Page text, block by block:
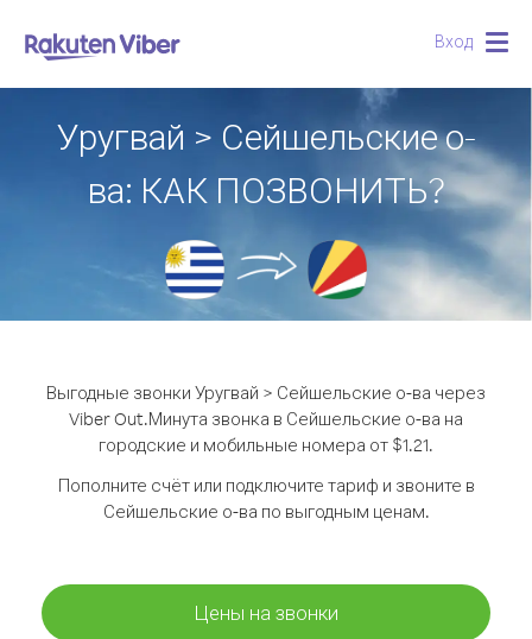
Вход
Уругвай > Сейшельские о-
ва: КАК ПОЗВОНИТЬ?
Выгодные звонки Уругвай > Сейшельские о-ва через
Viber Out.Минута звонка в Сейшельские о-ва на
городские и мобильные номера от $1.21.
Пополните счёт или подключите тариф и звоните в
Сейшельские о-ва по выгодным ценам.
Цены на звонки